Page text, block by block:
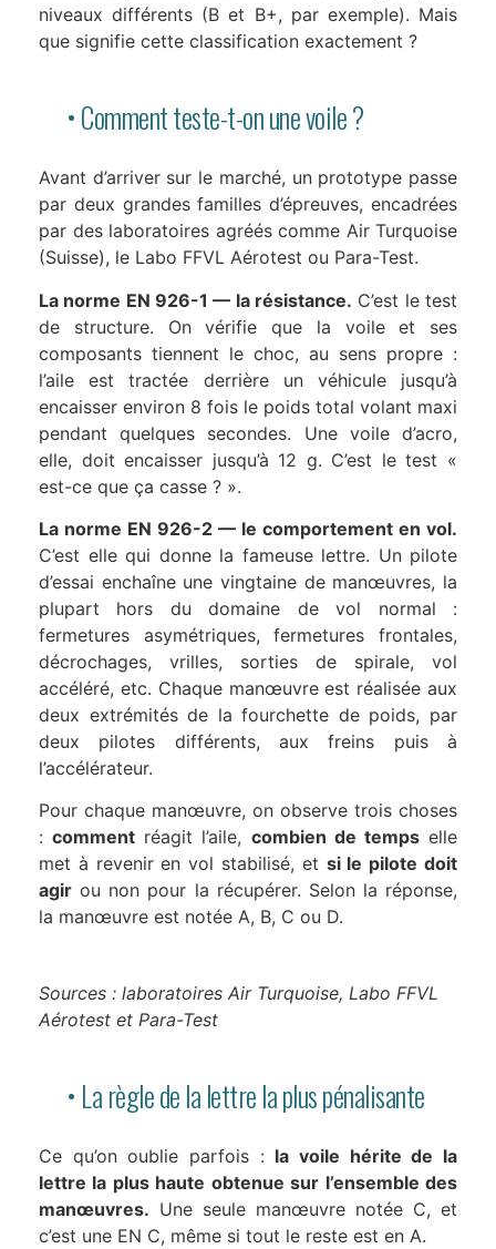
niveaux différents (B et B+, par exemple). Mais
que signifie cette classification exactement ?
• Comment teste-t-on une voile ?
Avant d’arriver sur le marché, un prototype passe
par deux grandes familles d’épreuves, encadrées
par des laboratoires agréés comme Air Turquoise
(Suisse), le Labo FFVL Aérotest ou Para-Test.
La norme EN 926-1 — la résistance. C’est le test
de structure. On vérifie que la voile et ses
composants tiennent le choc, au sens propre :
l’aile est tractée derrière un véhicule jusqu’à
encaisser environ 8 fois le poids total volant maxi
pendant quelques secondes. Une voile d’acro,
elle, doit encaisser jusqu’à 12 g. C’est le test «
est-ce que ça casse ? ».
La norme EN 926-2 — le comportement en vol.
C’est elle qui donne la fameuse lettre. Un pilote
d’essai enchaîne une vingtaine de manœuvres, la
plupart hors du domaine de vol normal :
fermetures asymétriques, fermetures frontales,
décrochages, vrilles, sorties de spirale, vol
accéléré, etc. Chaque manœuvre est réalisée aux
deux extrémités de la fourchette de poids, par
deux pilotes différents, aux freins puis à
l’accélérateur.
Pour chaque manœuvre, on observe trois choses
:comment réagit l’aile, combien de tempselle
met à revenir en vol stabilisé, et si le pilote doit
agir ou non pour la récupérer. Selon la réponse,
la manœuvre est notée A, B, C ou D.
Sources : laboratoires Air Turquoise, Labo FFVL
Aérotest et Para-Test
• La règle de la lettre la plus pénalisante
Ce qu’on oublie parfois : la voile hérite de la
lettre la plus haute obtenue sur l’ensemble des
manœuvres. Une seule manœuvre notée C, et
c’est une EN C, même si tout le reste est en A.